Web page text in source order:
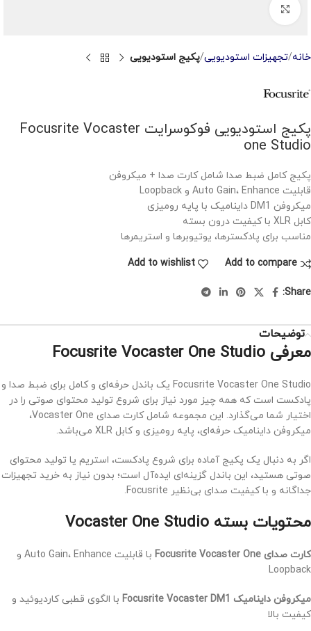
خانه تجهیزات استودیویی پکیج استودیویی
پکیج استودیویی فوکوسرایت Focusrite Vocaster
one Studio
پکیج کامل ضبط صدا شامل کارت صدا + میکروفن
قابلیت Auto Gain، Enhance و Loopback
میکروفن DM1 داینامیک با پایه رومیزی
کابل XLR با کیفیت درون بسته
مناسب برای پادکسترها، یوتیوبرها و استریمرها
Add to compare
Add to wishlist
Share:
توضیحات
معرفی Focusrite Vocaster One Studio
Focusrite Vocaster One Studio یک باندل حرفه‌ای و کامل برای ضبط صدا و
پادکست است که همه چیز مورد نیاز برای شروع تولید محتوای صوتی را در
اختیار شما می‌گذارد. این مجموعه شامل کارت صدای Vocaster One،
میکروفن داینامیک حرفه‌ای، پایه رومیزی و کابل XLR می‌باشد.
اگر به دنبال یک پکیج آماده برای شروع پادکست، استریم یا تولید محتوای
صوتی هستید، این باندل گزینه‌ای ایده‌آل است؛ بدون نیاز به خرید تجهیزات
جداگانه و با کیفیت صدای بی‌نظیر Focusrite.
محتویات بسته Vocaster One Studio
کارت صدای Focusrite Vocaster One
با قابلیت Auto Gain، Enhance و
Loopback
میکروفن داینامیک Focusrite Vocaster DM1
با الگوی قطبی کاردیوئید و
کیفیت بالا